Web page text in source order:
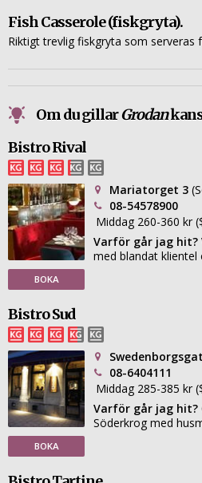
Fish Casserole (fiskgryta).
Riktigt trevlig fiskgryta som serveras
Om du gillarGrodan
Bistro Rival
BOKA
Mariatorget 3
08-54578900
Middag 260-360 kr
Varför går jag hit?
med blandat
Bistro Sud
BOKA
08-6404111
Middag 285-385 kr
Varför går jag hit?
Söderkrog med